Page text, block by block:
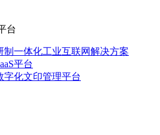
台
制一体化工业互联网解决方案
平台
字化文印管理平台